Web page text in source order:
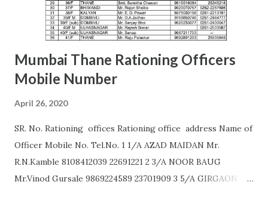
AURANGABAD Zone 2 ...
Mumbai Thane Rationing Officers
Mobile Number
April 26, 2020
SR. No. Rationing offices Rationing office address Name of
Officer Mobile No. Tel.No. 1 1/A AZAD MAIDAN Mr.
R.N.Kamble 8108412039 22691221 2 3/A NOOR BAUG
Mr.Vinod Gursale 9869224589 23701909 3 5/A GIRGAON